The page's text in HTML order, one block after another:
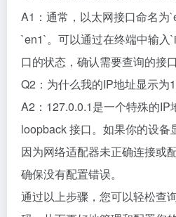
A1：通常，以太网接口命名为
`en1`。可以通过在终端中输入
口的状态，确认需要查询的接口
Q2：为什么我的IP地址显示为
A2：127.0.0.1是一个特殊的IP
loopback 接口。如果你的设备
因为网络适配器未正确连接或
确保没有配置错误。
通过以上步骤，您可以轻松查